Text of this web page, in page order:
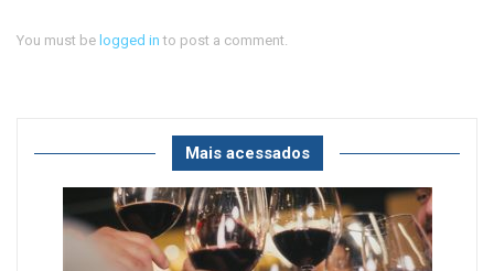
You must be logged in to post a comment.
Mais acessados